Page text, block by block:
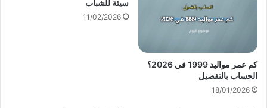
كم عمر مواليد 1999 في 2026؟
الحساب بالتفصيل
18/01/2026
سيئة للشباب
11/02/2026